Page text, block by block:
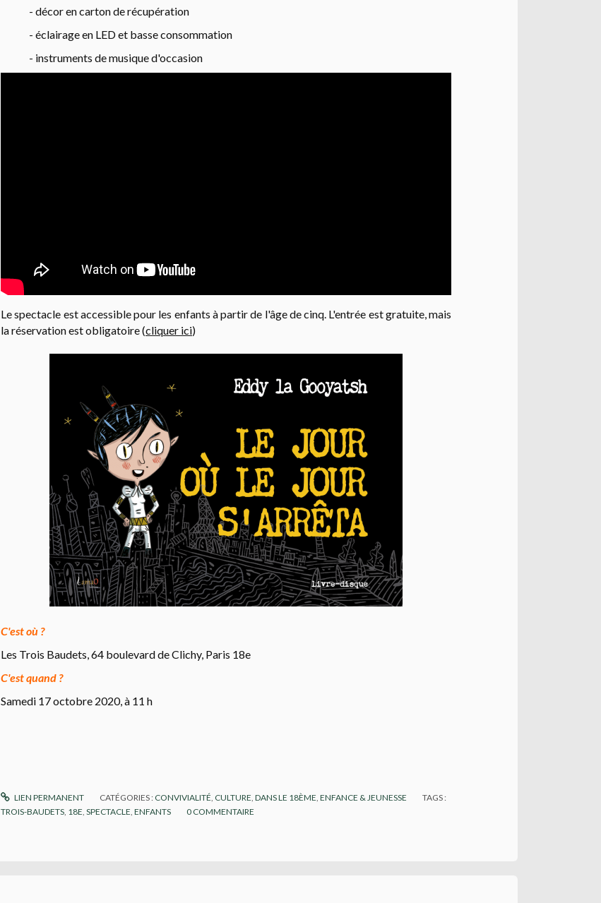
- décor en carton de récupération
- éclairage en LED et basse consommation
- instruments de musique d'occasion
Le spectacle est accessible pour les enfants à partir de l'âge de cinq. L'entrée est gratuite, mais
la réservation est obligatoire (cliquer ici)
C'est où ?
Les Trois Baudets, 64 boulevard de Clichy, Paris 18e
C'est quand ?
Samedi 17 octobre 2020, à 11 h
LIEN PERMANENT CATÉGORIES : CONVIVIALITÉ CULTURE ,DANS LE 18ÈME ,ENFANCE & JEUNESSE
TAGS :
TROIS-BAUDETS 18E SPECTACLE ENFANTS 0 COMMENTAIRE